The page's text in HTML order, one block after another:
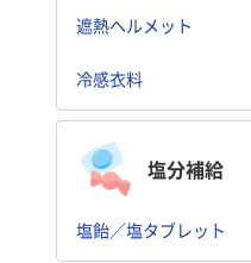
遮熱ヘルメット
冷感衣料
塩分補給
塩飴／塩タブレット